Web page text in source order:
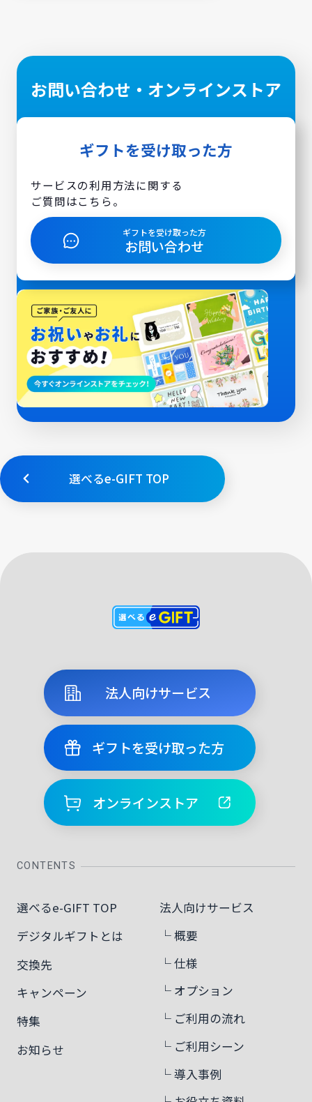
お問い合わせ・オンラインストア
ギフトを受け取った方
サービスの利用方法に関する
ご質問はこちら。
ギフトを受け取った方
お問い合わせ
選べるe-GIFT TOP
法人向けサービス
ギフトを受け取った方
オンラインストア
CONTENTS
選べるe-GIFT TOP
デジタルギフトとは
交換先
キャンペーン
特集
お知らせ
法人向けサービス
└ 概要
└ 仕様
└ オプション
└ ご利用の流れ
└ ご利用シーン
└ 導入事例